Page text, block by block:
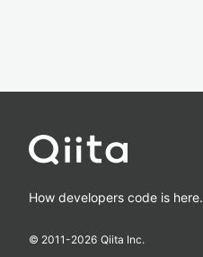
How developers code is here.
© 2011-2026 Qiita Inc.